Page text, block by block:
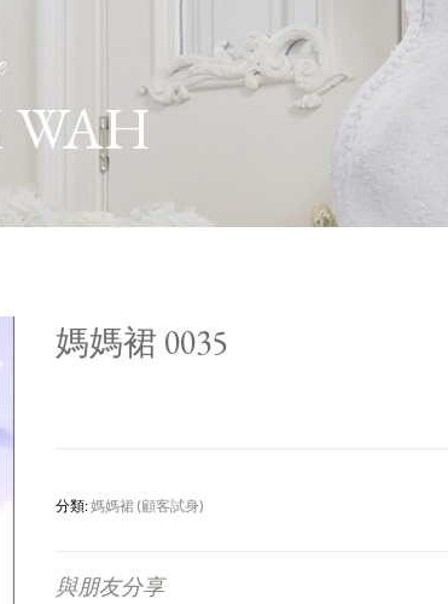
媽媽裙 0035
分類:媽媽裙 (顧客試身)
與朋友分享